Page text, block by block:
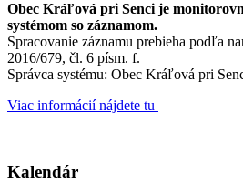
Obec Kráľová pri Senci je
systémom so záznamom.
Spracovanie záznamu prebieha podľa
2016/679, čl. 6 písm. f.
Správca systému: Obec Kráľová pri
Viac informácií nájdete tu
Kalendár